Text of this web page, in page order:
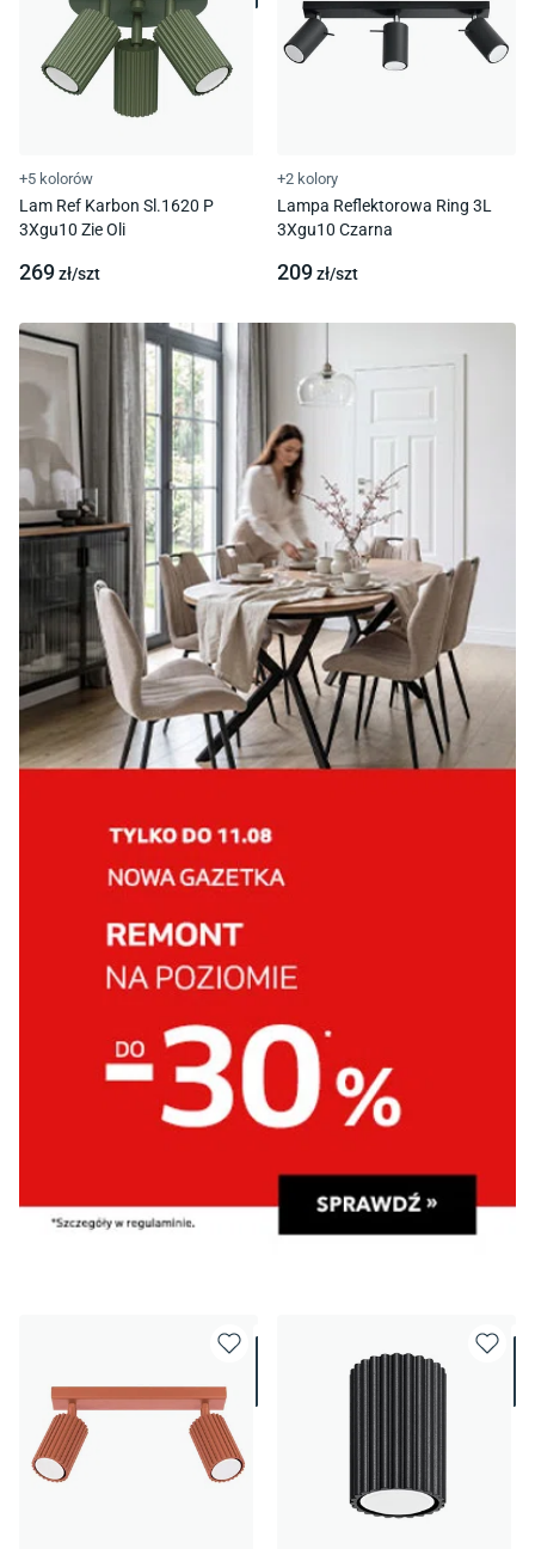
+5 kolorów
Lam Ref Karbon Sl.1620 P
3Xgu10 Zie Oli
269zł/szt
+2 kolory
Lampa Reflektorowa Ring 3L
3Xgu10 Czarna
209zł/szt